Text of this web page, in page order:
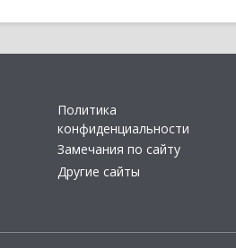
Политика
конфиденциальности
Замечания по сайту
Другие сайты